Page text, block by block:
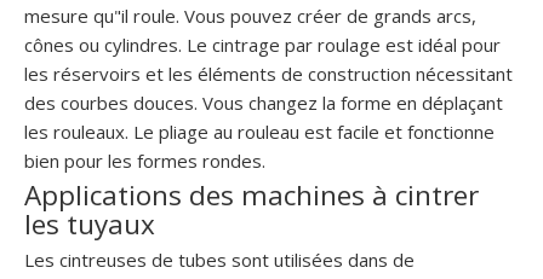
mesure qu"il roule. Vous pouvez créer de grands arcs,
cônes ou cylindres. Le cintrage par roulage est idéal pour
les réservoirs et les éléments de construction nécessitant
des courbes douces. Vous changez la forme en déplaçant
les rouleaux. Le pliage au rouleau est facile et fonctionne
bien pour les formes rondes.
Applications des machines à cintrer
les tuyaux
Les cintreuses de tubes sont utilisées dans de